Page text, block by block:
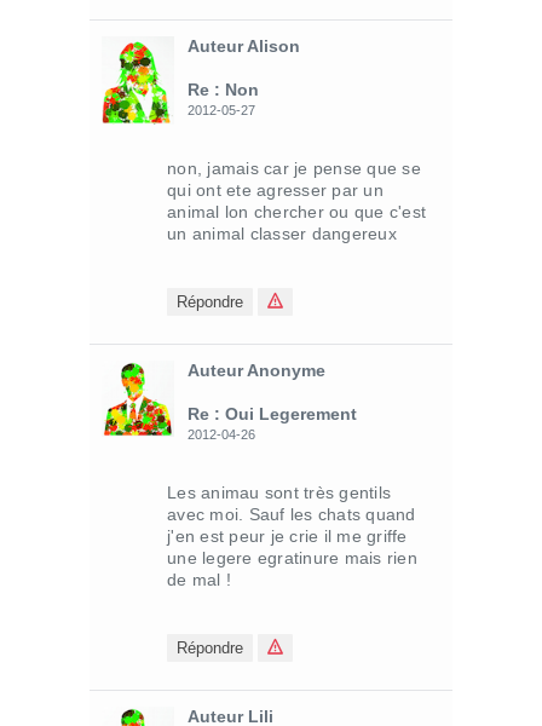
Auteur Alison
Re : Non
2012-05-27
non, jamais car je pense que se
qui ont ete agresser par un
animal lon chercher ou que c'est
un animal classer dangereux
Répondre
Auteur Anonyme
Re : Oui Legerement
2012-04-26
Les animau sont très gentils
avec moi. Sauf les chats quand
j'en est peur je crie il me griffe
une legere egratinure mais rien
de mal !
Répondre
Auteur Lili